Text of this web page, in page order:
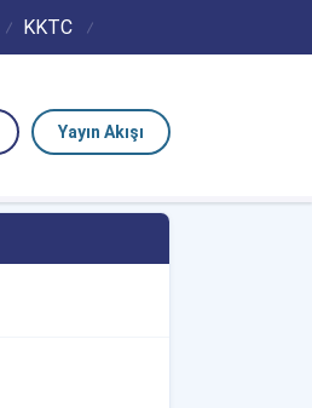
KKTC
Yayın Akışı